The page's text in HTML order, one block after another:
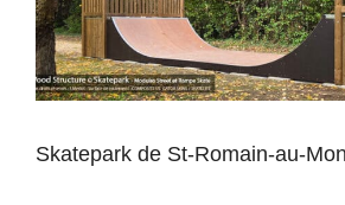
Skatepark de St-Romain-au-